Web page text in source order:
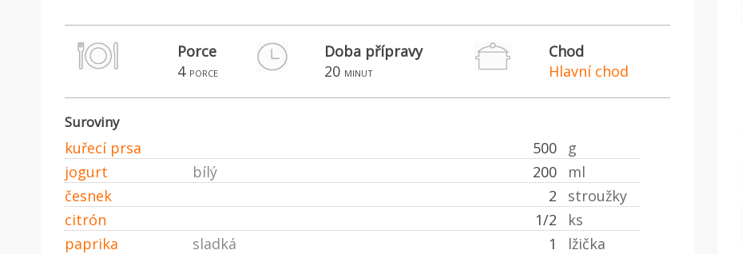
Porce
4 porce
Doba přípravy
20 minut
Chod
Hlavní chod
Suroviny
kuřecí prsa 500
g
jogurt
200 ml
bílý
česnek
2
stroužky
citrón
1/2
ks
paprika
1 lžička
sladká